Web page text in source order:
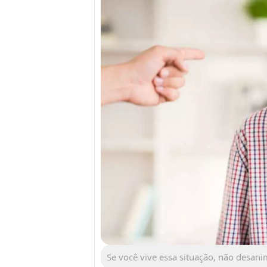
Se você vive essa situação, não